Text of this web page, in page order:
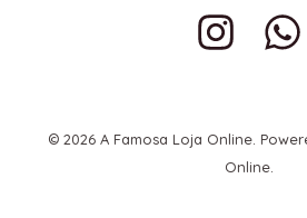
© 2026 A Famosa Loja Online.
Online.